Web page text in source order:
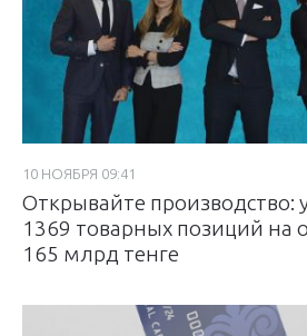
10 НОЯБРЯ 09:41
Открывайте производство:
1369 товарных позиций на
165 млрд тенге